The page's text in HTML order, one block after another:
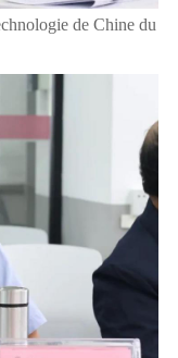
de Chine du